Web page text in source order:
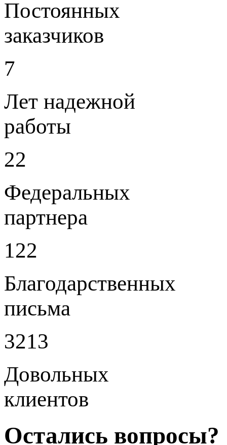
Постоянных
заказчиков
7
Лет надежной
работы
22
Федеральных
партнера
122
Благодарственных
письма
3213
Довольных
клиентов
Остались вопросы?